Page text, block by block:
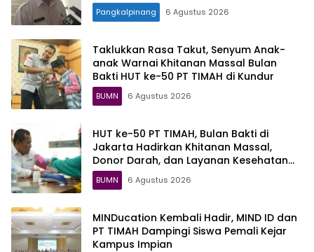
Pangkalpinang 6 Agustus 2026
Taklukkan Rasa Takut, Senyum Anak-
anak Warnai Khitanan Massal Bulan
Bakti HUT ke-50 PT TIMAH di Kundur
BUMN 6 Agustus 2026
HUT ke-50 PT TIMAH, Bulan Bakti di
Jakarta Hadirkan Khitanan Massal,
Donor Darah, dan Layanan Kesehatan
Gratis
BUMN 6 Agustus 2026
MINDucation Kembali Hadir, MIND ID dan
PT TIMAH Dampingi Siswa Pemali Kejar
Kampus Impian